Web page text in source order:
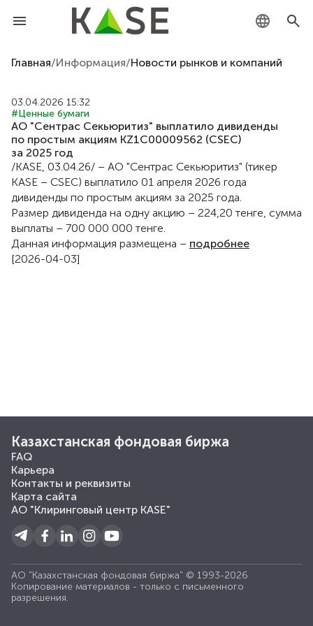
KZ
EN
Главная/Информация/Новости рынков и компаний
03.04.2026 15:32
#Ценные бумаги
АО "Сентрас Секьюритиз" выплатило дивиденды
по простым акциям KZ1C00009562 (CSEC)
за 2025 год
/KASE, 03.04.26/ – АО "Сентрас Секьюритиз" (тикер
KASE – CSEC) выплатило 01 апреля 2026 года
дивиденды по простым акциям за 2025 года.
Размер дивиденда на одну акцию – 224,20 тенге, сумма
выплаты – 700 000 000 тенге.
Данная информация размещена – подробнее
[2026-04-03]
Казахстанская фондовая биржа
FAQ
Карьера
Контакты и реквизиты
Карта сайта
АО "Клиринговый центр KASE"
АО "Казахстанская фондовая биржа" © 1993-2026
Копирование материалов - только с письменного
разрешения.